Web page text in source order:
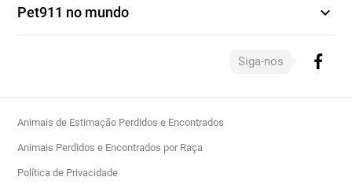
Pet911 no mundo expand_more
Siga-nos
Animais de Estimação Perdidos e Encontrados
Animais Perdidos e Encontrados por Raça
Política de Privacidade